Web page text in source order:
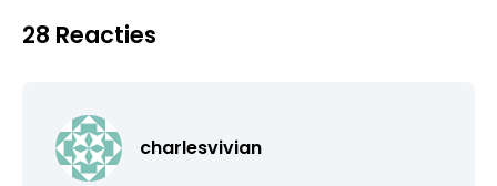
28 Reacties
charlesvivian